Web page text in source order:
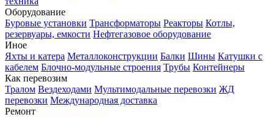
Оборудование
Буровые установки Трансформаторы Реакторы Котлы,
резервуары, емкости Нефтегазовое оборудование
Иное
Яхты и катера Металлоконструкции Балки Шины Катушки с
кабелем Блочно-модульные строения Трубы Контейнеры
Как перевозим
Тралом Вездеходами Мультимодальные перевозки ЖД
перевозки Международная доставка
Ремонт